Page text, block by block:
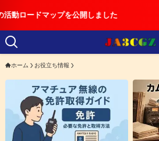
ップを公開しました
ホーム お役立ち情報